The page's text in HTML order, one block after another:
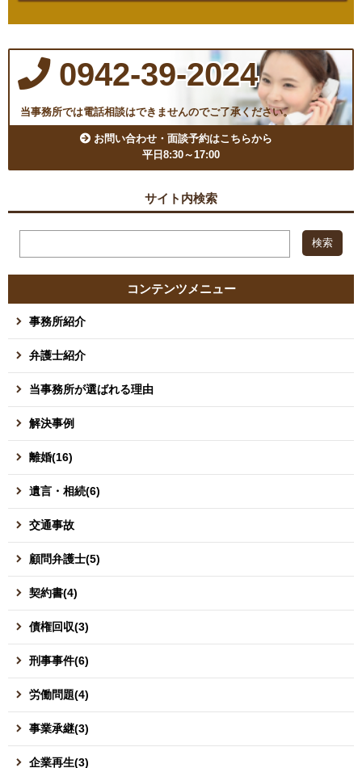
0942-39-2024
当事務所では電話相談はできませんのでご了承ください。
お問い合わせ・面談予約はこちらから
平日8:30～17:00
サイト内検索
コンテンツメニュー
事務所紹介
弁護士紹介
当事務所が選ばれる理由
解決事例
離婚(16)
遺言・相続(6)
交通事故
顧問弁護士(5)
契約書(4)
債権回収(3)
刑事事件(6)
労働問題(4)
事業承継(3)
企業再生(3)